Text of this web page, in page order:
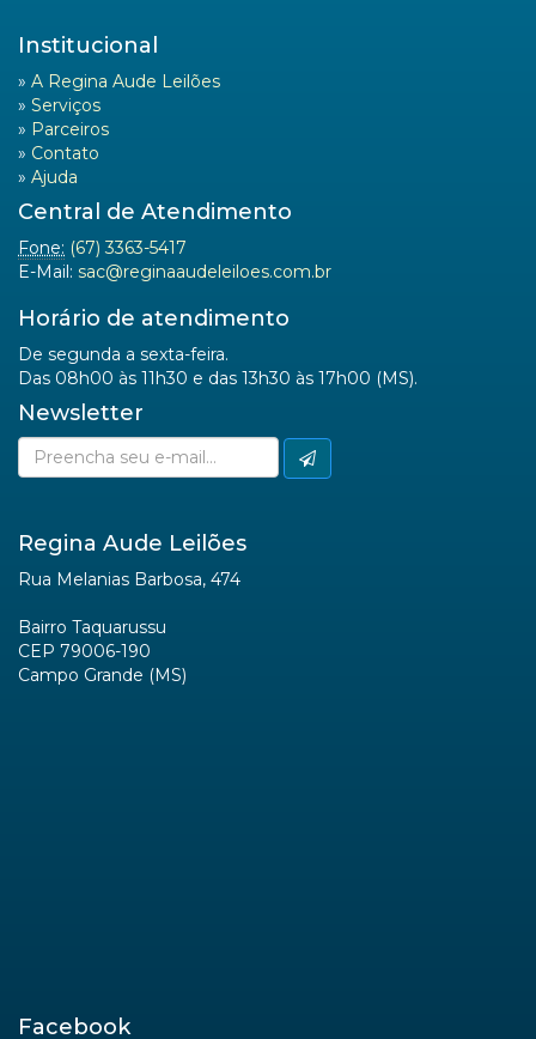
Institucional
» A Regina Aude Leilões
» Serviços
» Parceiros
» Contato
» Ajuda
Central de Atendimento
Fone: (67) 3363-5417
E-Mail: sac@reginaaudeleiloes.com.br
Horário de atendimento
De segunda a sexta-feira.
Das 08h00 às 11h30 e das 13h30 às 17h00 (MS).
Newsletter
Regina Aude Leilões
Rua Melanias Barbosa, 474
Bairro Taquarussu
CEP 79006-190
Campo Grande (MS)
Facebook